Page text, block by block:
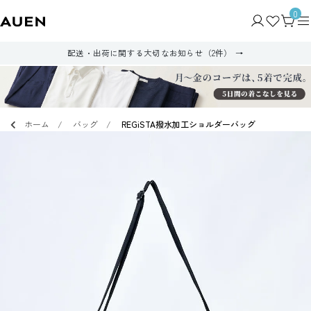
0
配送・出荷に関する大切なお知らせ（2件）
ホーム バッグ REGiSTA撥水加工ショルダーバッグ